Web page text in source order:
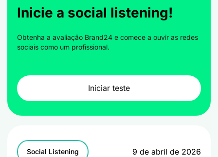
Inicie a social listening!
Obtenha a avaliação Brand24 e comece a ouvir as redes
sociais como um profissional.
Iniciar teste
Social Listening 9 de abril de 2026